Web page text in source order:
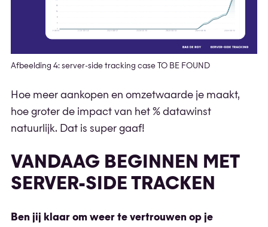
Afbeelding 4: server-side tracking case TO BE FOUND
Hoe meer aankopen en omzetwaarde je maakt,
hoe groter de impact van het % datawinst
natuurlijk. Dat is super gaaf!
VANDAAG BEGINNEN MET
SERVER-SIDE TRACKEN
Ben jij klaar om weer te vertrouwen op je